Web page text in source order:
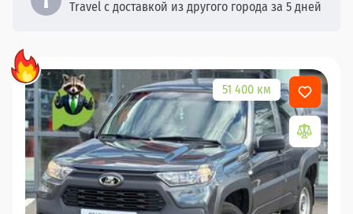
Travel с доставкой из другого города за 5 дней
51 400 км